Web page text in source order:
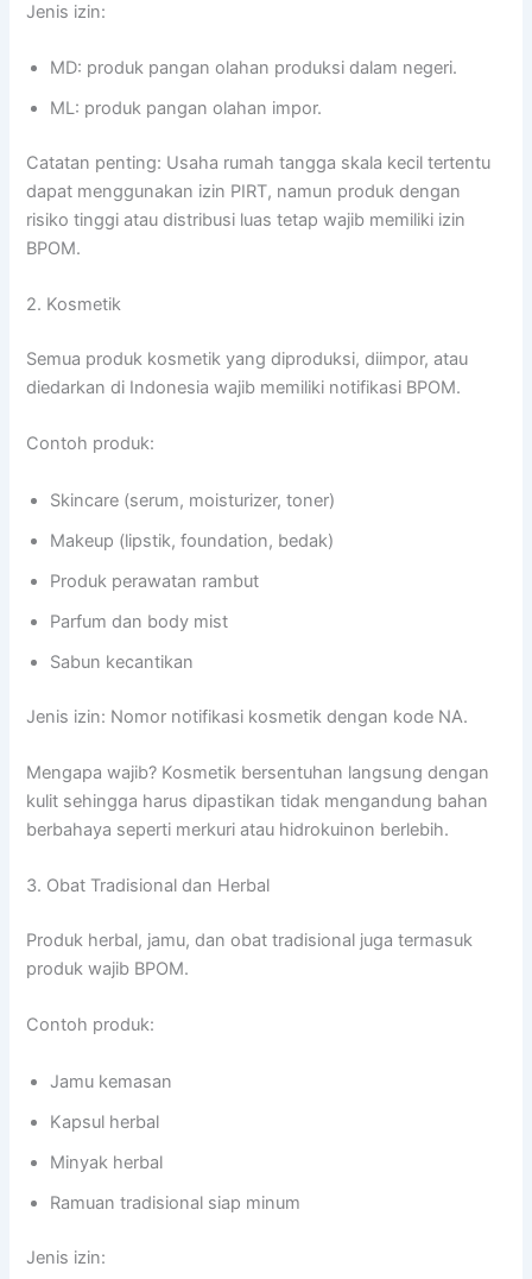
Jenis izin:
MD: produk pangan olahan produksi dalam negeri.
ML: produk pangan olahan impor.
Catatan penting: Usaha rumah tangga skala kecil tertentu
dapat menggunakan izin PIRT, namun produk dengan
risiko tinggi atau distribusi luas tetap wajib memiliki izin
BPOM.
2. Kosmetik
Semua produk kosmetik yang diproduksi, diimpor, atau
diedarkan di Indonesia wajib memiliki notifikasi BPOM.
Contoh produk:
Skincare (serum, moisturizer, toner)
Makeup (lipstik, foundation, bedak)
Produk perawatan rambut
Parfum dan body mist
Sabun kecantikan
Jenis izin: Nomor notifikasi kosmetik dengan kode NA.
Mengapa wajib? Kosmetik bersentuhan langsung dengan
kulit sehingga harus dipastikan tidak mengandung bahan
berbahaya seperti merkuri atau hidrokuinon berlebih.
3. Obat Tradisional dan Herbal
Produk herbal, jamu, dan obat tradisional juga termasuk
produk wajib BPOM.
Contoh produk:
Jamu kemasan
Kapsul herbal
Minyak herbal
Ramuan tradisional siap minum
Jenis izin: